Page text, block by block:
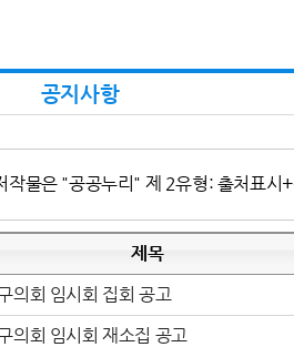
공지사항
작물은 "공공누리" 제 2유형: 출처표시
제목
의회 임시회 집회 공고
의회 임시회 재소집 공고